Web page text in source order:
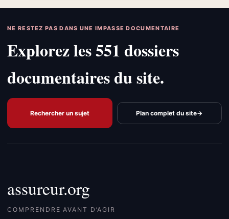
NE RESTEZ PAS DANS UNE IMPASSE DOCUMENTAIRE
Explorez les 551 dossiers
documentaires du site.
Rechercher un sujet Plan complet du site→
assureur.org
COMPRENDRE AVANT D’AGIR